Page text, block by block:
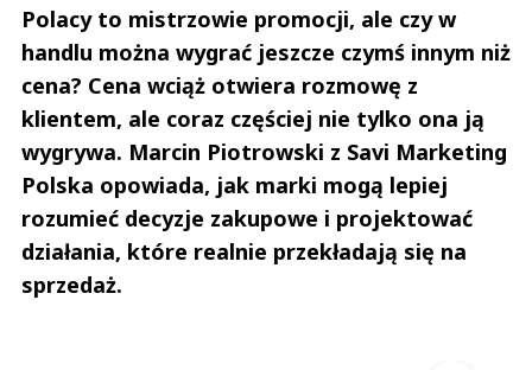
Polacy to mistrzowie promocji, ale czy w
handlu można wygrać jeszcze czymś innym niż
cena? Cena wciąż otwiera rozmowę z
klientem, ale coraz częściej nie tylko ona ją
wygrywa. Marcin Piotrowski z Savi Marketing
Polska opowiada, jak marki mogą lepiej
rozumieć decyzje zakupowe i projektować
działania, które realnie przekładają się na
sprzedaż.